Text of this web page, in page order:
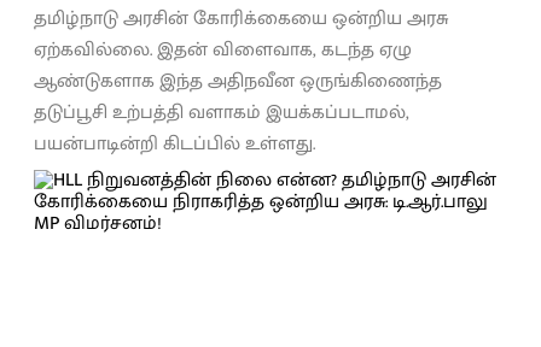
தமிழ்நாடு அரசின் கோரிக்கையை ஒன்றிய அரசு
ஏற்கவில்லை. இதன் விளைவாக, கடந்த ஏழு
ஆண்டுகளாக இந்த அதிநவீன ஒருங்கிணைந்த
தடுப்பூசி உற்பத்தி வளாகம் இயக்கப்படாமல்,
பயன்பாடின்றி கிடப்பில் உள்ளது.